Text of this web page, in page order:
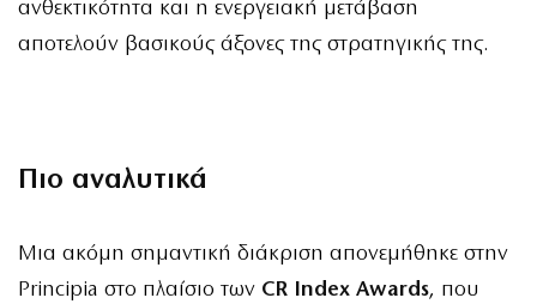
ανθεκτικότητα και η ενεργειακή μετάβαση
αποτελούν βασικούς άξονες της στρατηγικής της.
Πιο αναλυτικά
Μια ακόμη σημαντική διάκριση απονεμήθηκε στην
Principia στο πλαίσιο των CR Index Awards, που